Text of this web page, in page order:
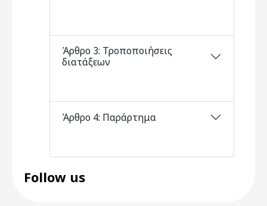
Άρθρο 3: Τροποποιήσεις
διατάξεων
Άρθρο 4: Παράρτημα
Follow us